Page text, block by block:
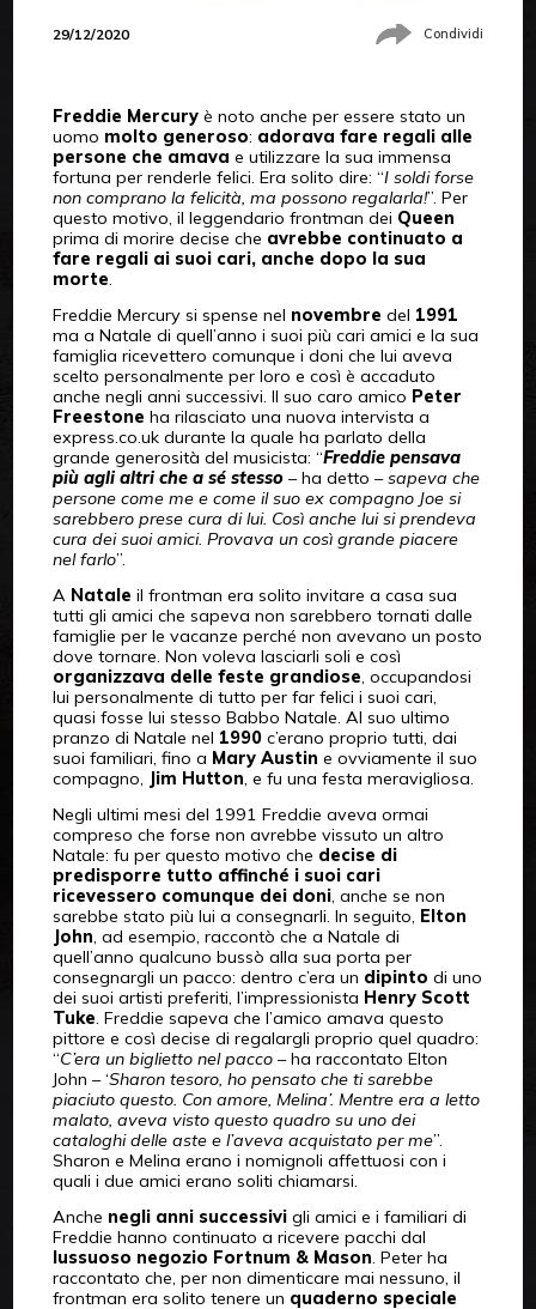
29/12/2020 Condividi
Freddie Mercuryè noto anche per essere stato un
uomo molto generoso: adorava fare regali alle
persone che amava e utilizzare la sua immensa
fortuna per renderle felici. Era solito dire: “I soldi forse
non comprano la felicità, ma possono regalarla!”. Per
questo motivo, il leggendario frontman dei Queen
prima di morire decise che avrebbe continuato a
fare regali ai suoi cari, anche dopo la sua
morte.
Freddie Mercury si spense nel novembre del 1991
ma a Natale di quell’anno i suoi più cari amici e la sua
famiglia ricevettero comunque i doni che lui aveva
scelto personalmente per loro e così è accaduto
anche negli anni successivi. Il suo caro amico Peter
Freestone ha rilasciato una nuova intervista a
express.co.uk durante la quale ha parlato della
grande generosità del musicista: “Freddie pensava
più agli altri che a sé stesso– ha detto –sapeva che
persone come me e come il suo ex compagno Joe si
sarebbero prese cura di lui. Così anche lui si prendeva
cura dei suoi amici. Provava un così grande piacere
nel farlo”.
A Natale il frontman era solito invitare a casa sua
tutti gli amici che sapeva non sarebbero tornati dalle
famiglie per le vacanze perché non avevano un posto
dove tornare. Non voleva lasciarli soli e così
organizzava delle feste grandiose, occupandosi
lui personalmente di tutto per far felici i suoi cari,
quasi fosse lui stesso Babbo Natale. Al suo ultimo
pranzo di Natale nel 1990c’erano proprio tutti, dai
suoi familiari, fino a Mary Austin e ovviamente il suo
compagno, Jim Hutton, e fu una festa meravigliosa.
Negli ultimi mesi del 1991 Freddie aveva ormai
compreso che forse non avrebbe vissuto un altro
Natale: fu per questo motivo che decise di
predisporre tutto affinché i suoi cari
ricevessero comunque dei doni, anche se non
sarebbe stato più lui a consegnarli. In seguito, Elton
John, ad esempio, raccontò che a Natale di
quell’anno qualcuno bussò alla sua porta per
consegnargli un pacco: dentro c’era un dipinto di uno
dei suoi artisti preferiti, l’impressionista Henry Scott
Tuke. Freddie sapeva che l’amico amava questo
pittore e così decise di regalargli proprio quel quadro:
“C’era un biglietto nel pacco– ha raccontato Elton
John – ‘Sharon tesoro, ho pensato che ti sarebbe
piaciuto questo. Con amore, Melina’. Mentre era a letto
malato, aveva visto questo quadro su uno dei
cataloghi delle aste e l’aveva acquistato per me”.
Sharon e Melina erano i nomignoli affettuosi con i
quali i due amici erano soliti chiamarsi.
Anche negli anni successivigli amici e i familiari di
Freddie hanno continuato a ricevere pacchi dal
lussuoso negozio Fortnum & Mason. Peter ha
raccontato che, per non dimenticare mai nessuno, il
frontman era solito tenere un quaderno speciale